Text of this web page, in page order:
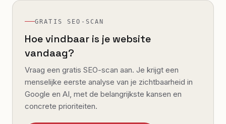
GRATIS SEO-SCAN
Hoe vindbaar is je website
vandaag?
Vraag een gratis SEO-scan aan. Je krijgt een
menselijke eerste analyse van je zichtbaarheid in
Google en AI, met de belangrijkste kansen en
concrete prioriteiten.